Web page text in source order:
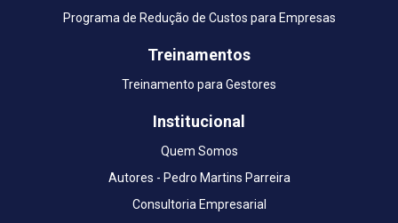
Programa de Redução de Custos para Empresas
Treinamentos
Treinamento para Gestores
Institucional
Quem Somos
Autores - Pedro Martins Parreira
Consultoria Empresarial